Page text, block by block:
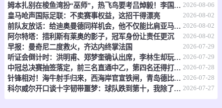
法乙 08-09 02:45 直播中
罗德兹 0 - 0 拉瓦勒
情报
法乙 08-09 02:45 直播中
姆本扎别在梭鱼湾扮“巫师”，热飞鸟要考吕焯毅！李国旭想双杀，全场再唱莎啦啦 2026-08-06
皇马呛声国际足联：不卖赛事权益，这招干得漂亮 2026-08-02
前队友放话：给迪奥曼德同样机会，他不仅能比肩亚马尔，还能超越他？ 2026-08-02
阿尔特塔：措利斯有莱奥的影子，冠军身份让责任更沉 2026-08-02
早报：曼奇尼二度救火，齐达内终掌法国 2026-07-29
听证会倒计时：洪明甫、郑梦奎确认出席，李林生却玩起了“缺席”戏码 2026-07-29
中冠总决赛抽签落定，前三名直通中乙，第四名还得打附加赛 2026-07-28
针锋相对！海牛射手归来，西海岸官宣铁闸，青岛德比倒计时 2026-07-28
科尔威尔开口谈十字韧带噩梦：球队跌到第十，我除了干瞪眼什么也做不了 2026-07-27